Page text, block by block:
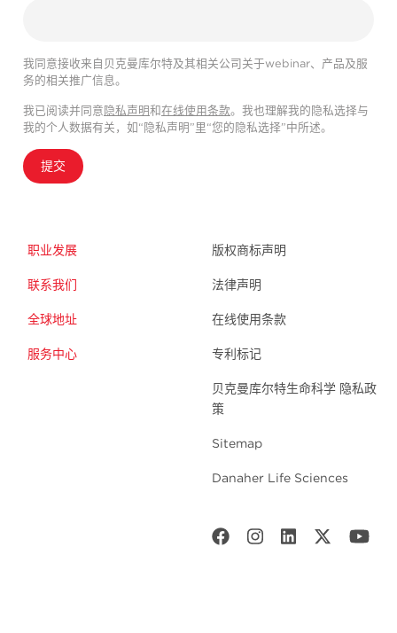
我同意接收来自贝克曼库尔特及其相关公司关于webinar、产品及服
务的相关推广信息。
我已阅读并同意 隐私声明和在线使用条款。我也理解我的隐私选择与
我的个人数据有关，如“隐私声明”里“您的隐私选择”中所述。
提交
职业发展
联系我们
全球地址
服务中心
版权商标声明
法律声明
在线使用条款
专利标记
贝克曼库尔特生命科学 隐私政
策
Sitemap
Danaher Life Sciences